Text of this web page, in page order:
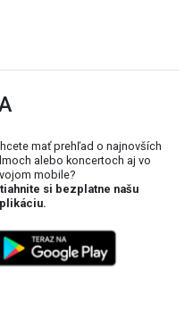
mať prehľad o najnovších
alebo koncertoch aj vo
mobile?
si bezplatne našu